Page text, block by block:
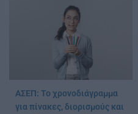
ΑΣΕΠ: Το χρονοδιάγραμμα
για πίνακες, διορισμούς και